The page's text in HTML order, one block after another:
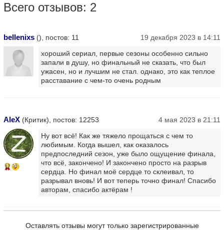
Всего отзывов: 2
bellenixs (), постов: 11
19 декабря 2023 в 14:11
хороший сериал, первые сезоны особенно сильно
запали в душу, но финальный не сказать, что был
ужасен, но и лучшим не стал. однако, это как теплое
расставание с чем-то очень родным
AleX (Критик), постов: 12253 4 мая 2023 в 21:11
17
Ну вот всё! Как же тяжело прощаться с чем то
любимым. Когда вышел, как оказалось
предпоследний сезон, уже было ощущение финала,
что всё, закончено! И закончено просто на разрыв
сердца. Но финал моё сердце то склеивал, то
разрывал вновь! И вот теперь точно финал! Спасибо
авторам, спасибо актёрам !
Оставлять отзывы могут только зарегистрированные